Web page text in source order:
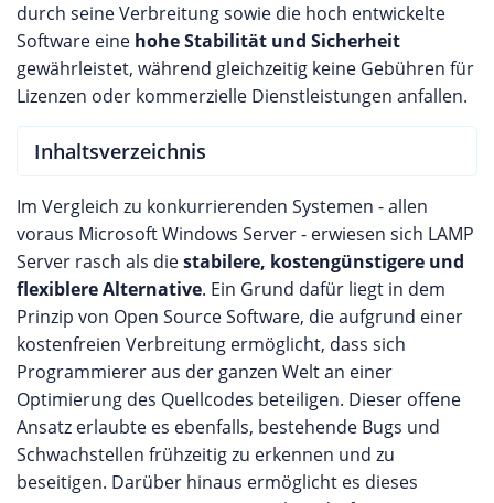
durch seine Verbreitung sowie die hoch entwickelte
Software eine hohe Stabilität und Sicherheit
gewährleistet, während gleichzeitig keine Gebühren für
Lizenzen oder kommerzielle Dienstleistungen anfallen.
Inhaltsverzeichnis
Im Vergleich zu konkurrierenden Systemen - allen
voraus Microsoft Windows Server - erwiesen sich LAMP
Server rasch als diestabilere, kostengünstigere und
flexiblere Alternative. Ein Grund dafür liegt in dem
Prinzip von Open Source Software, die aufgrund einer
kostenfreien Verbreitung ermöglicht, dass sich
Programmierer aus der ganzen Welt an einer
Optimierung des Quellcodes beteiligen. Dieser offene
Ansatz erlaubte es ebenfalls, bestehende Bugs und
Schwachstellen frühzeitig zu erkennen und zu
beseitigen. Darüber hinaus ermöglicht es dieses